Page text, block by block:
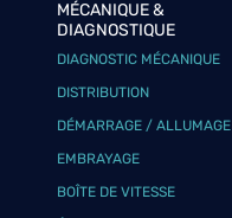
MÉCANIQUE &
DIAGNOSTIQUE
DIAGNOSTIC MÉCANIQUE
DISTRIBUTION
DÉMARRAGE / ALLUMAGE
EMBRAYAGE
BOÎTE DE VITESSE